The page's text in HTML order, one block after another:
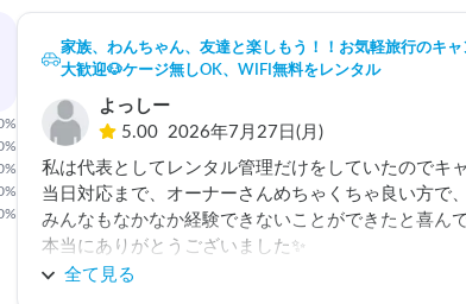
%
%
%
%
%
家族、わんちゃん、友達と楽しもう！！お気軽旅行のキ
大歓迎🐶ケージ無しOK、WIFI無料をレンタル
よっしー
5.00 2026年7月27日(月)
私は代表としてレンタル管理だけをしていたのでキ
当日対応まで、オーナーさんめちゃくちゃ良い方で
みんなもなかなか経験できないことができたと喜ん
本当にありがとうございました✨
バタバタで写真がなくてすみませんーっ💦
全て見る